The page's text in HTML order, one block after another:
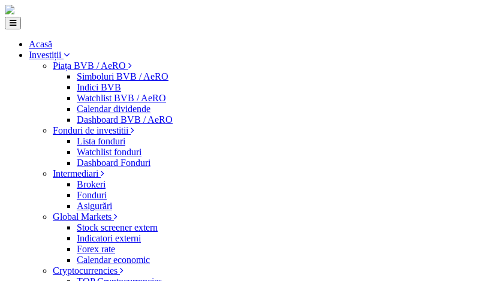
Acasă
Investiții
Piața BVB / AeRO
Simboluri BVB / AeRO
Indici BVB
Watchlist BVB / AeRO
Calendar dividende
Dashboard BVB / AeRO
Fonduri de investitii
Lista fonduri
Watchlist fonduri
Dashboard Fonduri
Intermediari
Brokeri
Fonduri
Asigurări
Global Markets
Stock screener extern
Indicatori externi
Forex rate
Calendar economic
Cryptocurrencies